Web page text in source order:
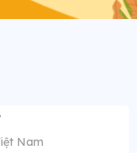
Nam